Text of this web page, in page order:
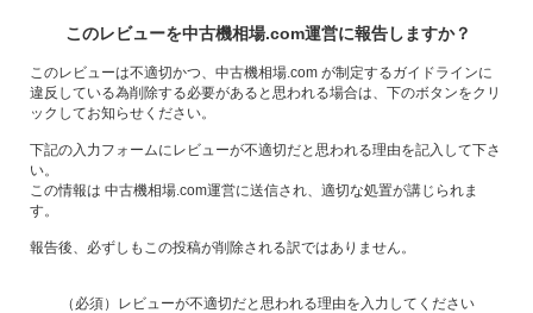
このレビューを中古機相場.com運営に報告しますか？
このレビューは不適切かつ、中古機相場.com が制定するガイドラインに
違反している為削除する必要があると思われる場合は、下のボタンをクリ
ックしてお知らせください。
下記の入力フォームにレビューが不適切だと思われる理由を記入して下さ
い。
この情報は 中古機相場.com運営に送信され、適切な処置が講じられま
す。
報告後、必ずしもこの投稿が削除される訳ではありません。
（必須）レビューが不適切だと思われる理由を入力してください